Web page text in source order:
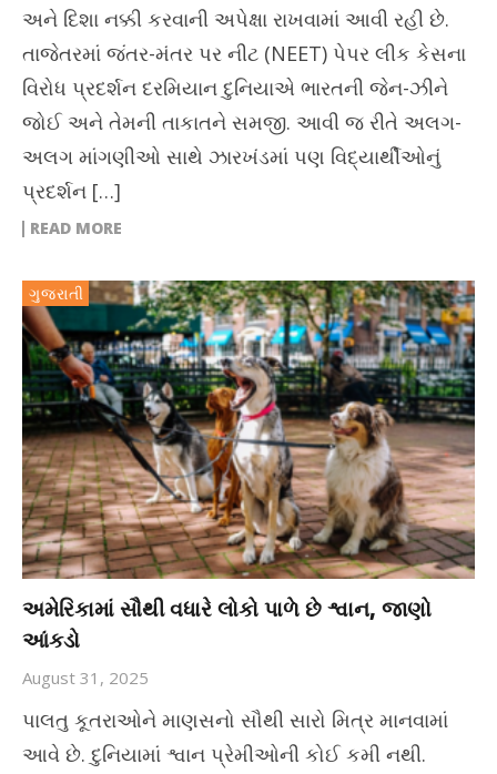
અને દિશા નક્કી કરવાની અપેક્ષા રાખવામાં આવી રહી છે.
તાજેતરમાં જંતર-મંતર પર નીટ (NEET) પેપર લીક કેસના
વિરોધ પ્રદર્શન દરમિયાન દુનિયાએ ભારતની જેન-ઝીને
જોઈ અને તેમની તાકાતને સમજી. આવી જ રીતે અલગ-
અલગ માંગણીઓ સાથે ઝારખંડમાં પણ વિદ્યાર્થીઓનું
પ્રદર્શન […]
READ MORE
ગુજરાતી
અમેરિકામાં સૌથી વધારે લોકો પાળે છે શ્વાન, જાણો
આંકડો
August 31, 2025
પાલતુ કૂતરાઓને માણસનો સૌથી સારો મિત્ર માનવામાં
આવે છે. દુનિયામાં શ્વાન પ્રેમીઓની કોઈ કમી નથી.